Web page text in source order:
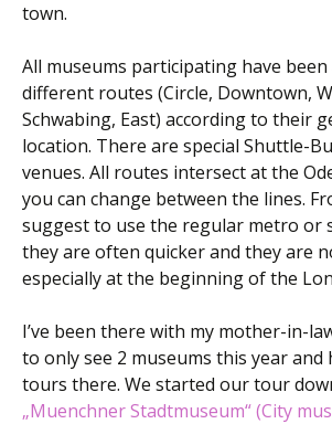
town.
All museums participating have
different routes (Circle, Downtown,
Schwabing, East) according to their
location. There are special Shuttle-
venues. All routes intersect at the
you can change between the lines.
suggest to use the regular metro or
they are often quicker and they are
especially at the beginning of the
I’ve been there with my mother-in-
to only see 2 museums this year and
tours there. We started our tour
„Muenchner Stadtmuseum“ (City